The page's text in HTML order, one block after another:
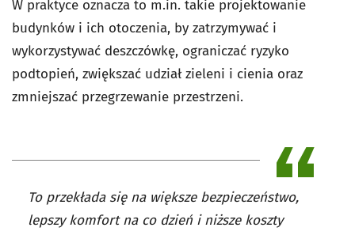
W praktyce oznacza to m.in. takie projektowanie
budynków i ich otoczenia, by zatrzymywać i
wykorzystywać deszczówkę, ograniczać ryzyko
podtopień, zwiększać udział zieleni i cienia oraz
zmniejszać przegrzewanie przestrzeni.
To przekłada się na większe bezpieczeństwo,
lepszy komfort na co dzień i niższe koszty